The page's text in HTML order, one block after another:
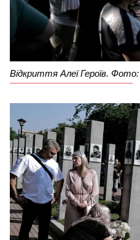
Відкриття Алеї Героїв.